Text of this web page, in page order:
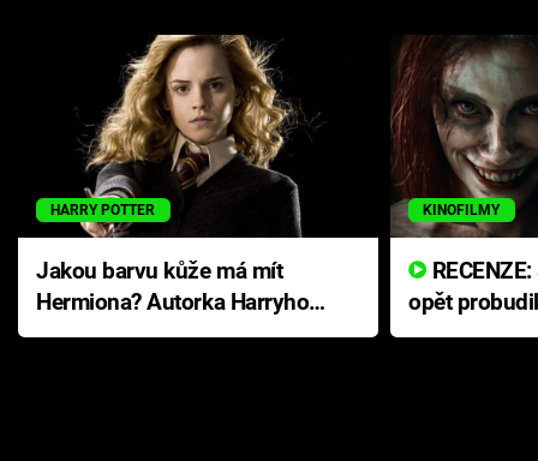
HARRY POTTER
Jakou barvu kůže má mít
Hermiona? Autorka Harryho
Pottera přišla s ráznou
KINOFILMY
opět
přichází s